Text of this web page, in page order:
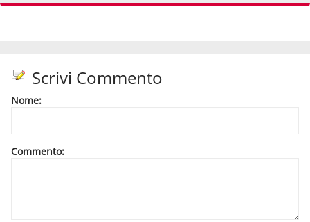
Scrivi Commento
Nome:
Commento: